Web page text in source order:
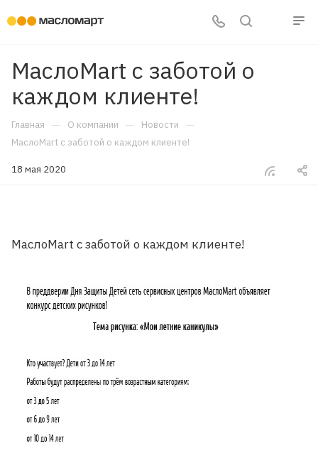
МаслоMart с заботой о
каждом клиенте!
Главная — О компании — Новости —
МаслоMart с заботой о каждом клиенте!
18 мая 2020
МаслоMart с заботой о каждом клиенте!